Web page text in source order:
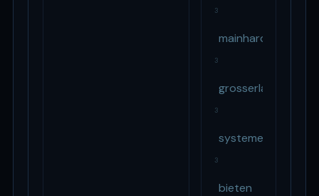
3
mainhardter
3
grosserlach
3
systeme
3
bieten